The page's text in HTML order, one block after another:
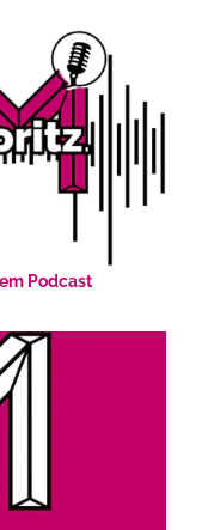
Podcast